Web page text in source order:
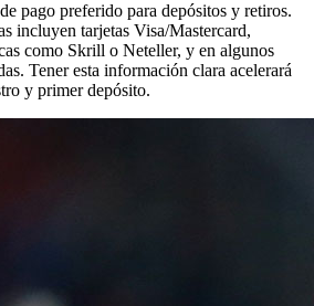
pago preferido para depósitos y retiros.
incluyen tarjetas Visa/Mastercard,
como Skrill o Neteller, y en algunos
Tener esta información clara acelerará
y primer depósito.